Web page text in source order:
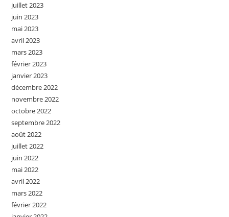
juillet 2023
juin 2023
mai 2023
avril 2023
mars 2023
février 2023
janvier 2023
décembre 2022
novembre 2022
octobre 2022
septembre 2022
août 2022
juillet 2022
juin 2022
mai 2022
avril 2022
mars 2022
février 2022